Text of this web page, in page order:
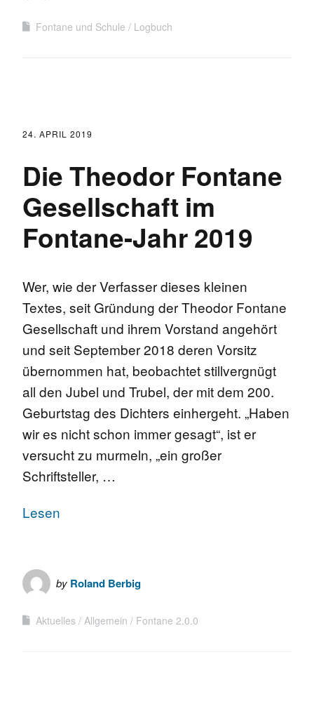
Fontane und Schule Logbuch
24. APRIL 2019
Die Theodor Fontane
Gesellschaft im
Fontane-Jahr 2019
Wer, wie der Verfasser dieses kleinen
Textes, seit Gründung der Theodor Fontane
Gesellschaft und ihrem Vorstand angehört
und seit September 2018 deren Vorsitz
übernommen hat, beobachtet stillvergnügt
all den Jubel und Trubel, der mit dem 200.
Geburtstag des Dichters einhergeht. „Haben
wir es nicht schon immer gesagt“, ist er
versucht zu murmeln, „ein großer
Schriftsteller, …
Lesen
by Roland Berbig
Aktuelles Allgemein Fontane 2.0.0